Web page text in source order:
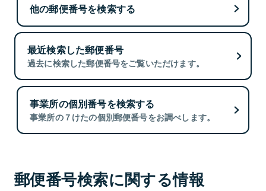
他の郵便番号を検索する
最近検索した郵便番号
過去に検索した郵便番号をご覧いただけます。
事業所の個別番号を検索する
事業所の７けたの個別郵便番号をお調べします。
郵便番号検索に関する情報